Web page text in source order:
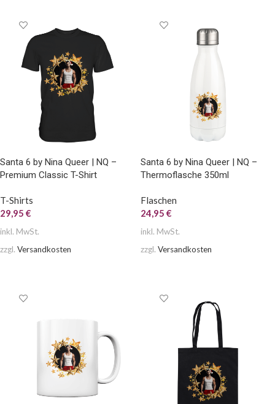
Santa 6 by Nina Queer | NQ –
Premium Classic T-Shirt
T-Shirts
29,95 €
inkl. MwSt.
zzgl. Versandkosten
Santa 6 by Nina Queer | NQ –
Thermoflasche 350ml
Flaschen
24,95 €
inkl. MwSt.
zzgl. Versandkosten